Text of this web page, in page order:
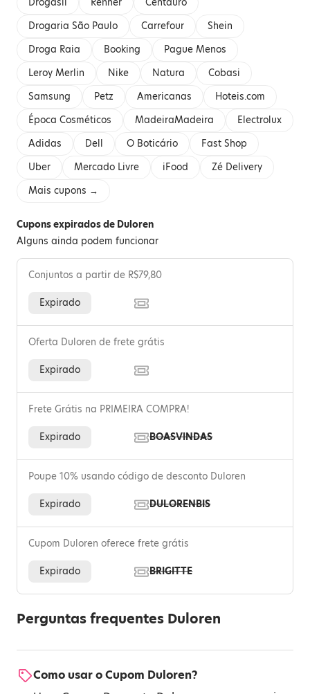
Drogaria São Paulo
Carrefour
Shein
Droga Raia
Booking
Pague Menos
Leroy Merlin
Nike Natura
Cobasi
Samsung
Petz Americanas
Hoteis.com
Época Cosméticos
MadeiraMadeira
Electrolux
Adidas
Dell O Boticário
Fast Shop
Uber
Mercado Livre iFood
Zé Delivery
Mais cupons →
Cupons expirados de Duloren
Alguns ainda podem funcionar
Conjuntos a partir de R$79,80
Expirado
Oferta Duloren de frete grátis
Expirado
Frete Grátis na PRIMEIRA COMPRA!
Expirado BOASVINDAS
Poupe 10% usando código de desconto Duloren
Expirado DULORENBIS
Cupom Duloren oferece frete grátis
Expirado BRIGITTE
Perguntas frequentes Duloren
Como usar o Cupom Duloren?